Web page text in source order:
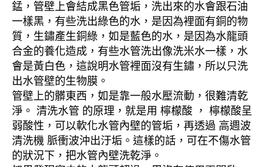
錳，管壁上會結成黑色管垢，洗出來的水會跟石油
一樣黑，有些洗出綠色的水，是因為裡面有銅的物
質，生鏽產生銅綠，如是藍色的水，是因為水龍頭
合金的養化造成，有些水管洗出像洗米水一樣，水
會是黃白色，這說明水管裡面沒有生鏽，所以只洗
出水管壁的生物膜。
管壁上的髒東西，如是靠一般水壓流動，很難清乾
淨。 清洗水管 的原理，就是用 檸檬酸 ， 檸檬酸呈
弱酸性，可以軟化水管內壁的管垢，再透過 高週波
清洗機 脈衝波沖出汙垢。這樣的話，可在不傷水管
的狀況下，把水管內壁洗乾淨。